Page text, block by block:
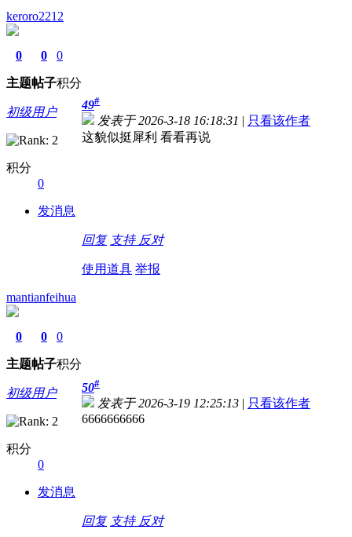
keroro2212
0
主题
0
帖子
0
积分
初级用户
积分
0
发消息
49#
发表于 2026-3-18 16:18:31 | 只看该作者
这貌似挺犀利 看看再说
回复 支持 反对
使用道具 举报
mantianfeihua
0
主题
0
帖子
0
积分
初级用户
积分
0
发消息
50#
发表于 2026-3-19 12:25:13 | 只看该作者
6666666666
回复 支持 反对